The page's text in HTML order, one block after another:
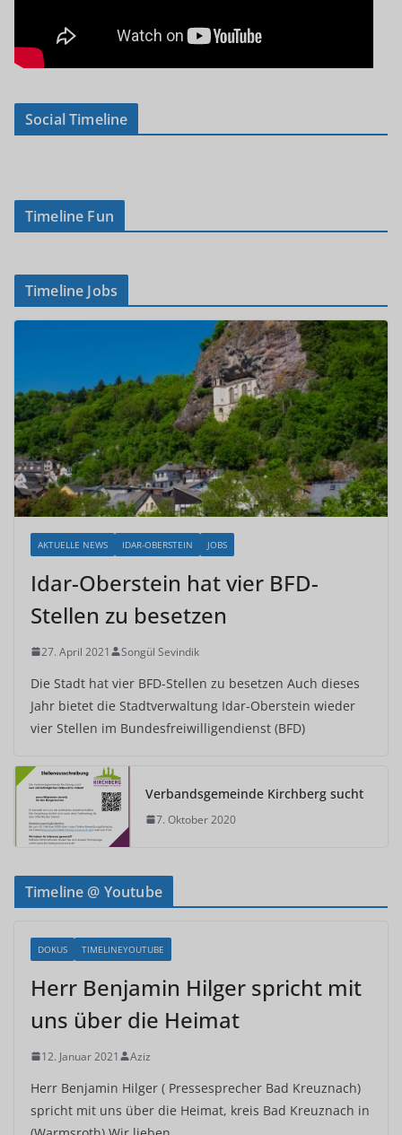
Social Timeline
Timeline Fun
Timeline Jobs
AKTUELLE NEWS IDAR-OBERSTEIN JOBS
Idar-Oberstein hat vier BFD-
Stellen zu besetzen
27. April 2021 Songül Sevindik
Die Stadt hat vier BFD-Stellen zu besetzen Auch dieses
Jahr bietet die Stadtverwaltung Idar-Oberstein wieder
vier Stellen im Bundesfreiwilligendienst (BFD)
Verbandsgemeinde Kirchberg sucht
7. Oktober 2020
Timeline @ Youtube
DOKUS TIMELINEYOUTUBE
Herr Benjamin Hilger spricht mit
uns über die Heimat
12. Januar 2021 Aziz
Herr Benjamin Hilger ( Pressesprecher Bad Kreuznach)
spricht mit uns über die Heimat, kreis Bad Kreuznach in